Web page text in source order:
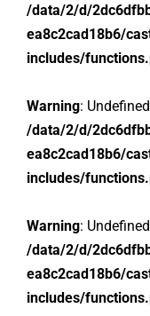
/data/2/d/
ea8c2cad18b6/
includes/
Warning:
/data/2/d/
ea8c2cad18b6/
includes/
Warning:
/data/2/d/
ea8c2cad18b6/
includes/